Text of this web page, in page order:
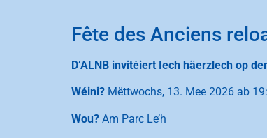
Fête des Anciens
D’ALNB invitéiert Iech häerzlech op
Wéini? Mëttwochs, 13. Mee 2026 ab
Wou? Am Parc Le’h